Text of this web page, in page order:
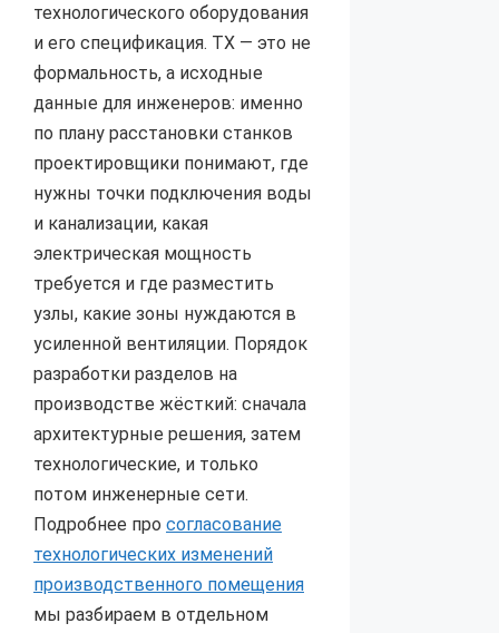
технологического оборудования
и его спецификация. ТХ — это не
формальность, а исходные
данные для инженеров: именно
по плану расстановки станков
проектировщики понимают, где
нужны точки подключения воды
и канализации, какая
электрическая мощность
требуется и где разместить
узлы, какие зоны нуждаются в
усиленной вентиляции. Порядок
разработки разделов на
производстве жёсткий: сначала
архитектурные решения, затем
технологические, и только
потом инженерные сети.
Подробнее про согласование
технологических изменений
производственного помещения
мы разбираем в отдельном